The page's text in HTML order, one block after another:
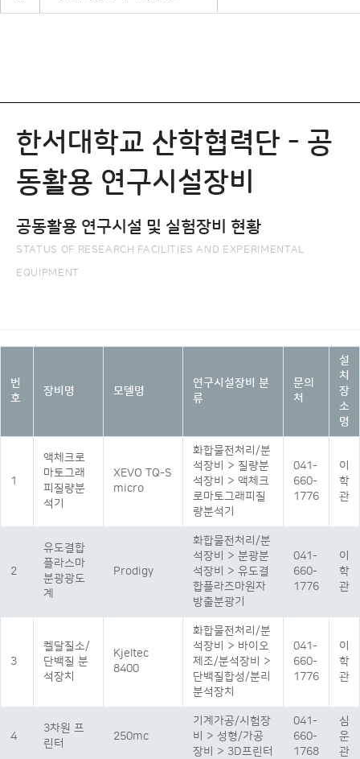
한서대학교 산학협력단 - 공
동활용 연구시설장비
공동활용 연구시설 및 실험장비 현황
STATUS OF RESEARCH FACILITIES AND EXPERIMENTAL
EQUIPMENT
번
호
장비명 모델명
연구시설장비 분
류
문의
처
설
치
장
소
명
1
액체크로
마토그래
피질량분
석기
XEVO TQ-S
micro
화합물전처리/분
석장비 > 질량분
석장비 > 액체크
로마토그래피질
량분석기
041-
660-
1776
이
학
관
2
유도결합
플라스마
분광광도
계
Prodigy
화합물전처리/분
석장비 > 분광분
석장비 > 유도결
합플라즈마원자
방출분광기
041-
660-
1776
이
학
관
3
켈달질소/
단백질 분
석장치
Kjeltec
8400
화합물전처리/분
석장비 > 바이오
제조/분석장비 >
단백질합성/분리
분석장치
041-
660-
1776
이
학
관
4
3차원 프
린터
250mc
기계가공/시험장
비 > 성형/가공
장비 > 3D프린터
041-
660-
1768
심
운
관